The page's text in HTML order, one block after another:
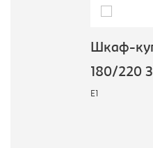
Шкаф-
180/220
E1